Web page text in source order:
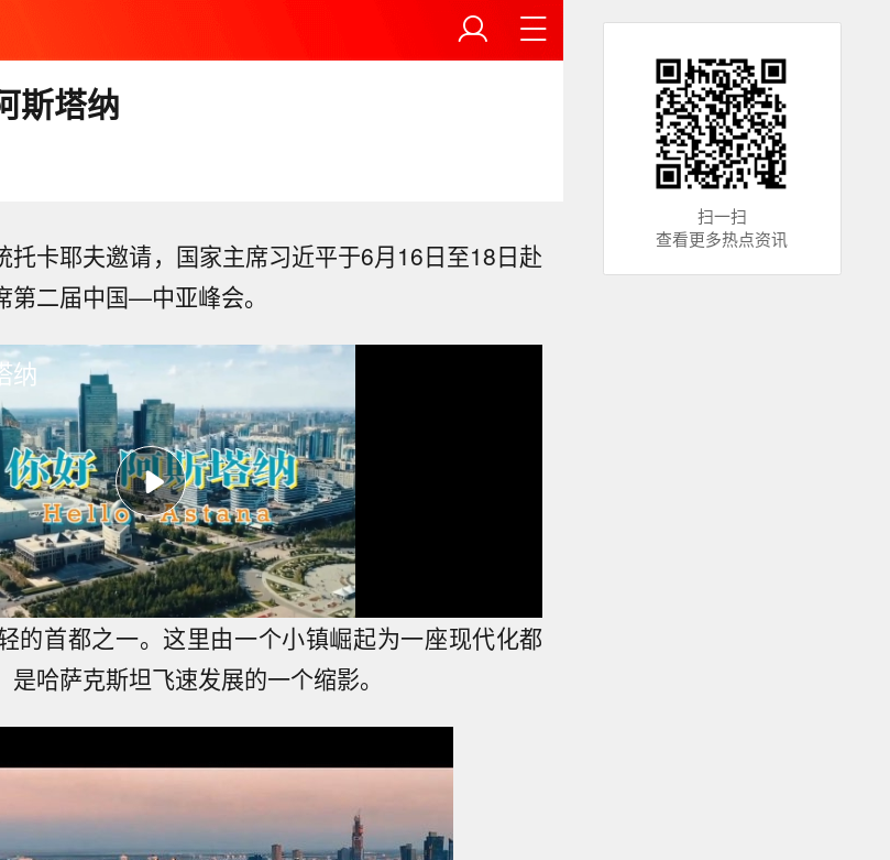
斯塔纳
托卡耶夫邀请，国家主席习近平于6月16日至18日赴
第二届中国—中亚峰会。
纳
的首都之一。这里由一个小镇崛起为一座现代化都
哈萨克斯坦飞速发展的一个缩影。
扫一扫
查看更多热点资讯